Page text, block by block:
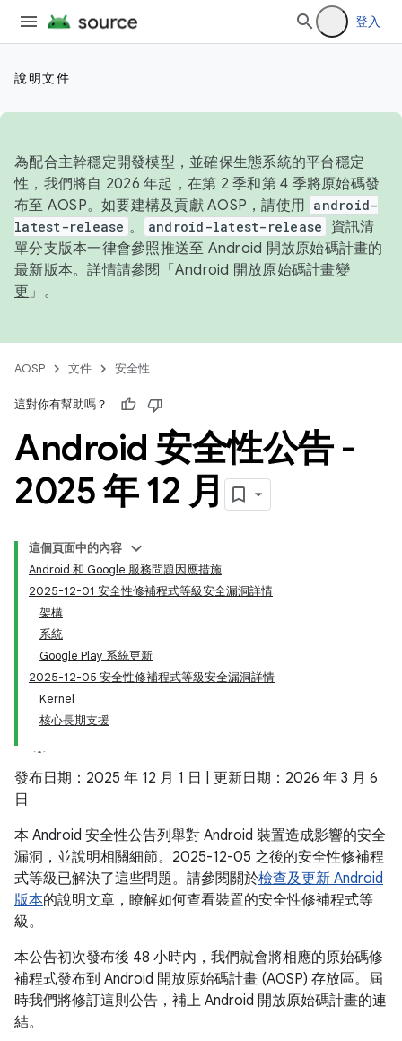
登入
說明文件
為配合主幹穩定開發模型，並確保生態系統的平台穩定
性，我們將自 2026 年起，在第 2 季和第 4 季將原始碼發
布至 AOSP。如要建構及貢獻 AOSP，請使用 android-
latest-release 。 android-latest-release
資訊清
單分支版本一律會參照推送至 Android 開放原始碼計畫的
最新版本。詳情請參閱「 Android 開放原始碼計畫變
更 」。
AOSP 文件 安全性
這對你有幫助嗎？
Android 安全性公告 -
2025 年 12 月
這個頁面中的內容
Android 和 Google 服務問題因應措施
2025-12-01 安全性修補程式等級安全漏洞詳情
架構
系統
Google Play 系統更新
2025-12-05 安全性修補程式等級安全漏洞詳情
Kernel
核心長期支援
發布日期：2025 年 12 月 1 日 | 更新日期：2026 年 3 月 6
日
本 Android 安全性公告列舉對 Android 裝置造成影響的安全
漏洞，並說明相關細節。2025-12-05 之後的安全性修補程
式等級已解決了這些問題。請參閱關於檢查及更新 Android
版本的說明文章，瞭解如何查看裝置的安全性修補程式等
級。
本公告初次發布後 48 小時內，我們就會將相應的原始碼修
補程式發布到 Android 開放原始碼計畫 (AOSP) 存放區。屆
時我們將修訂這則公告，補上 Android 開放原始碼計畫的連
結。